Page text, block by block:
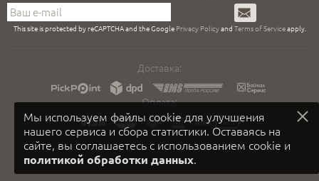
Мы используем файлы cookie для улучшения
нашего сервиса и сбора статистики. Оставаясь на
сайте, вы соглашаетесь с использованием cookie и
политикой обработки данных.
Подписаться
This site is protected by reCAPTCHA and the Google Privacy Policyand Terms of Serviceapply.
Доставка:
Оплата: